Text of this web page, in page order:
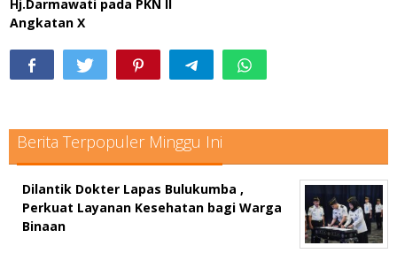
Hj.Darmawati pada PKN II
Angkatan X
Berita Terpopuler Minggu Ini
Dilantik Dokter Lapas Bulukumba ,
Perkuat Layanan Kesehatan bagi Warga
Binaan